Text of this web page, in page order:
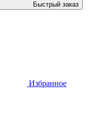
Быстрый заказ
Избранное